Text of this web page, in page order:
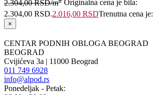
2.304,00RSD/m
Originalna cena je bila:
2.304,00 RSD.2.016,00 RSDTrenutna cena
×
CENTAR PODNIH OBLOGA BEOGRAD
BEOGRAD
Cvijićeva 3a | 11000 Beograd
011 749 6928
info@alpod.rs
Ponedeljak - Petak: